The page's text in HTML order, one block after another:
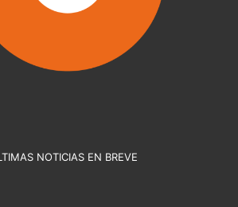
NOTICIAS EN BREVE